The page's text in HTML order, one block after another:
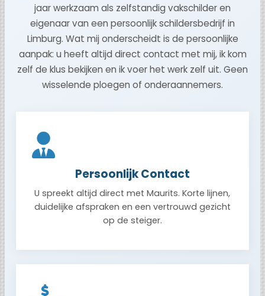
jaar werkzaam als zelfstandig vakschilder en
eigenaar van een persoonlijk schildersbedrijf in
Limburg. Wat mij onderscheidt is de persoonlijke
aanpak: u heeft altijd direct contact met mij, ik kom
zelf de klus bekijken en ik voer het werk zelf uit. Geen
wisselende ploegen of onderaannemers.
Persoonlijk Contact
U spreekt altijd direct met Maurits. Korte lijnen,
duidelijke afspraken en een vertrouwd gezicht
op de steiger.